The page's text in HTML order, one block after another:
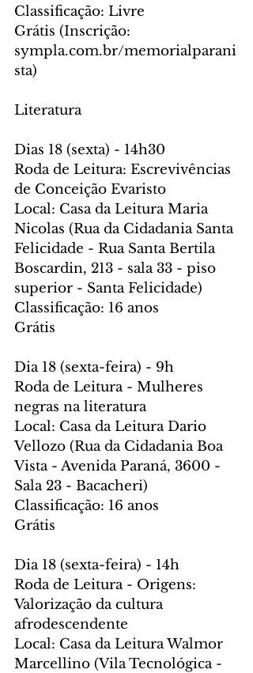
Classificação: Livre
Grátis (Inscrição:
sympla.com.br/memorialparani
sta)
Literatura
Dias 18 (sexta) - 14h30
Roda de Leitura: Escrevivências
de Conceição Evaristo
Local: Casa da Leitura Maria
Nicolas (Rua da Cidadania Santa
Felicidade - Rua Santa Bertila
Boscardin, 213 - sala 33 - piso
superior - Santa Felicidade)
Classificação: 16 anos
Grátis
Dia 18 (sexta-feira) - 9h
Roda de Leitura - Mulheres
negras na literatura
Local: Casa da Leitura Dario
Vellozo (Rua da Cidadania Boa
Vista - Avenida Paraná, 3600 -
Sala 23 - Bacacheri)
Classificação: 16 anos
Grátis
Dia 18 (sexta-feira) - 14h
Roda de Leitura - Origens:
Valorização da cultura
afrodescendente
Local: Casa da Leitura Walmor
Marcellino (Vila Tecnológica -